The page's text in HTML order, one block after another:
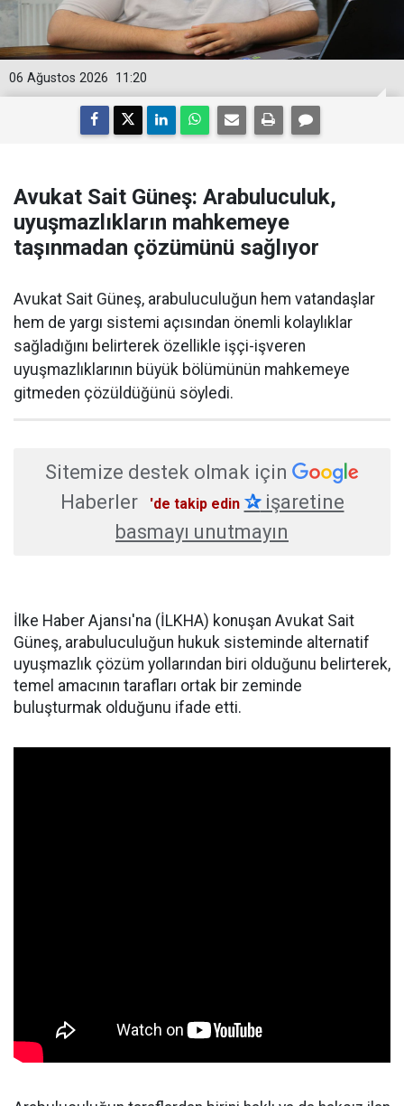
11:20
06 Ağustos 2026
Avukat Sait Güneş: Arabuluculuk,
uyuşmazlıkların mahkemeye
taşınmadan çözümünü sağlıyor
Avukat Sait Güneş, arabuluculuğun hem vatandaşlar
hem de yargı sistemi açısından önemli kolaylıklar
sağladığını belirterek özellikle işçi-işveren
uyuşmazlıklarının büyük bölümünün mahkemeye
gitmeden çözüldüğünü söyledi.
Sitemize destek olmak için
Haberler
'de takip edin ✰işaretine
basmayı unutmayın
İlke Haber Ajansı'na (İLKHA) konuşan Avukat Sait
Güneş, arabuluculuğun hukuk sisteminde alternatif
uyuşmazlık çözüm yollarından biri olduğunu belirterek,
temel amacının tarafları ortak bir zeminde
buluşturmak olduğunu ifade etti.